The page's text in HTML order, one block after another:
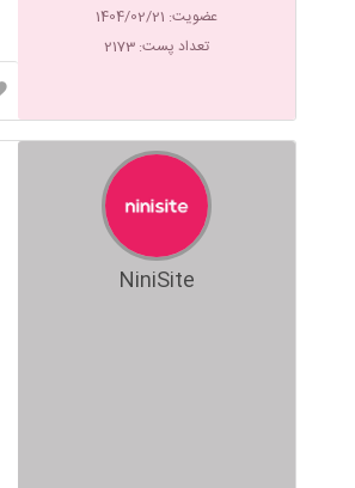
عضویت: 1404/02/21
تعداد پست: 2173
NiniSite